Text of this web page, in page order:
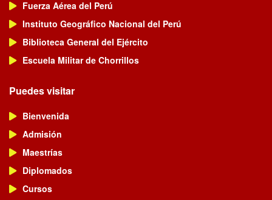
Fuerza Aérea del Perú
Instituto Geográfico Nacional del Perú
Biblioteca General del Ejército
Escuela Militar de Chorrillos
Puedes visitar
Bienvenida
Admisión
Maestrías
Diplomados
Cursos